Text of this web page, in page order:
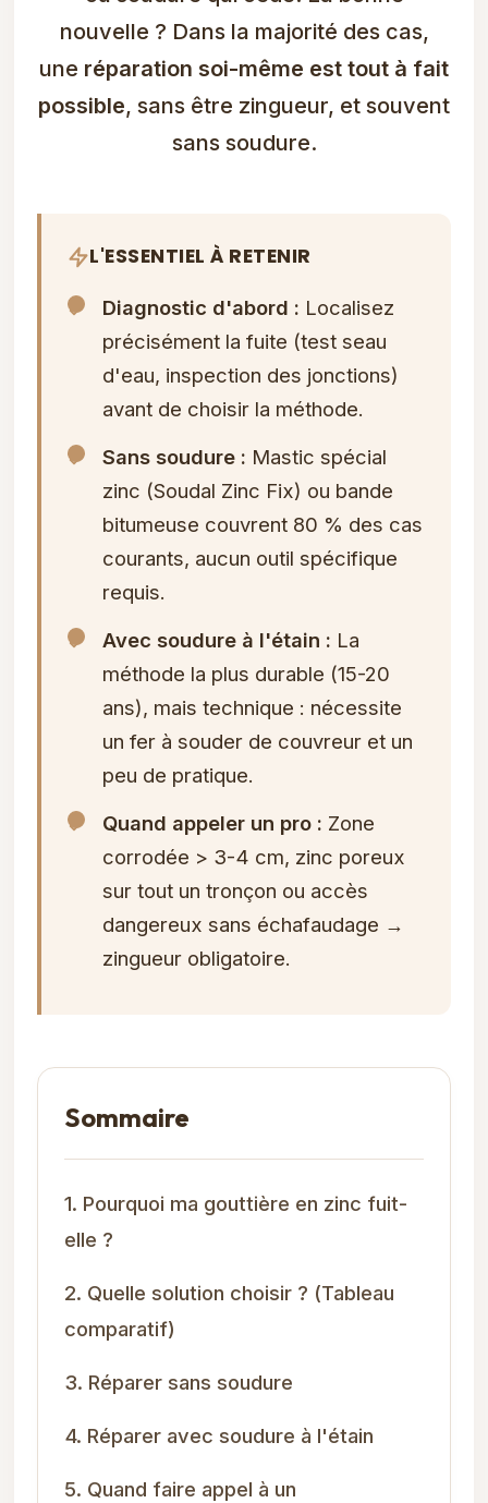
nouvelle ? Dans la majorité des cas,
une réparation soi-même est tout à fait
possible, sans être zingueur, et souvent
sans soudure.
L'ESSENTIEL À RETENIR
Diagnostic d'abord : Localisez
précisément la fuite (test seau
d'eau, inspection des jonctions)
avant de choisir la méthode.
Sans soudure : Mastic spécial
zinc (Soudal Zinc Fix) ou bande
bitumeuse couvrent 80 % des cas
courants, aucun outil spécifique
requis.
Avec soudure à l'étain : La
méthode la plus durable (15-20
ans), mais technique : nécessite
un fer à souder de couvreur et un
peu de pratique.
Quand appeler un pro : Zone
corrodée > 3-4 cm, zinc poreux
sur tout un tronçon ou accès
dangereux sans échafaudage →
zingueur obligatoire.
Sommaire
1. Pourquoi ma gouttière en zinc fuit-
elle ?
2. Quelle solution choisir ? (Tableau
comparatif)
3. Réparer sans soudure
4. Réparer avec soudure à l'étain
5. Quand faire appel à un